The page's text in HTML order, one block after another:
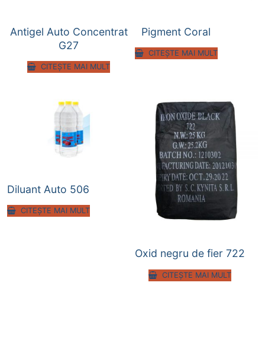
Antigel Auto Concentrat
G27
CITEȘTE MAI MULT
Pigment Coral
CITEȘTE MAI MULT
Diluant Auto 506
CITEȘTE MAI MULT
Oxid negru de fier 722
CITEȘTE MAI MULT